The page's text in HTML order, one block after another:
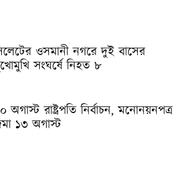
ওসমানী নগরে দুই বাসের
সংঘর্ষে নিহত ৮
অগাস্ট রাষ্ট্রপতি নির্বাচন, মনোনয়নপত্র
১৩ অগাস্ট